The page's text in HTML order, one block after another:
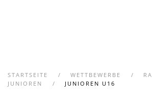
STARTSEITE WETTBEWERBE
JUNIOREN
JUNIOREN U16